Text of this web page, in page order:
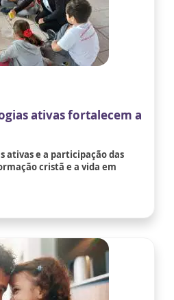
ativas fortalecem a
ativas e a participação das
cristã e a vida em